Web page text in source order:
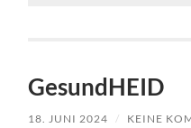
GesundHEID
18. JUNI 2024 / KEINE